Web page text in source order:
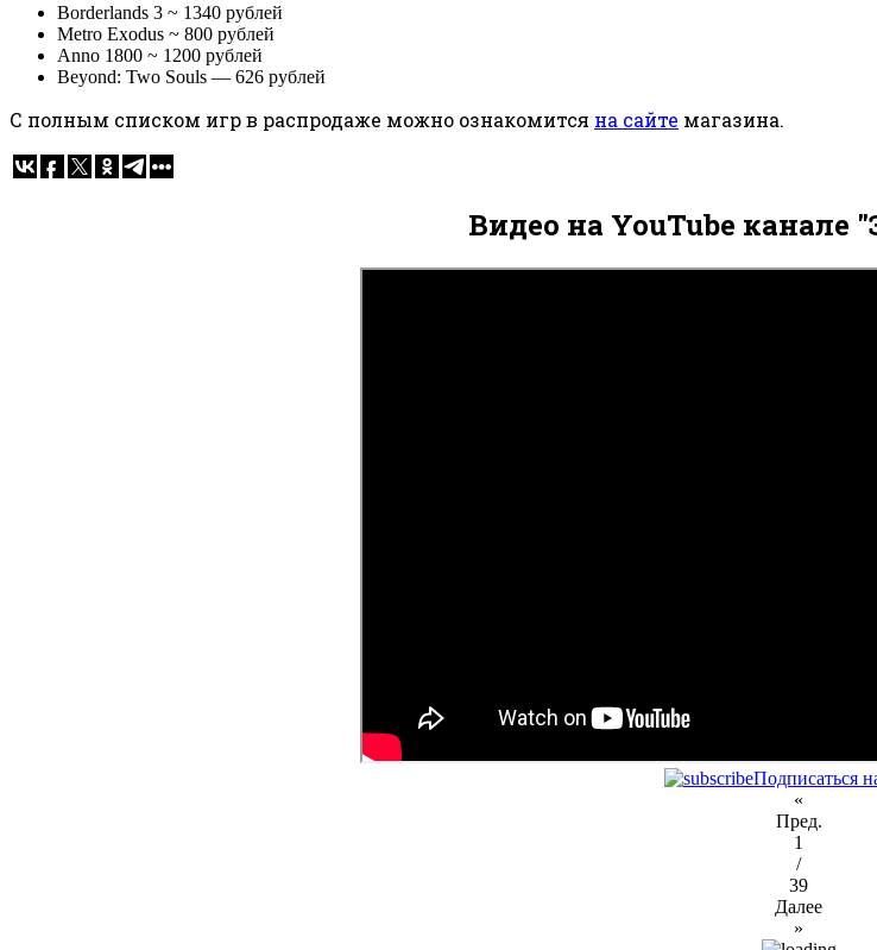
Borderlands 3 ~ 1340 рублей
Metro Exodus ~ 800 рублей
Anno 1800 ~ 1200 рублей
Beyond: Two Souls — 626 рублей
С полным списком игр в распродаже можно ознакомится на сайте магазина.
Видео на YouTube канале
Подписаться
«
Пред.
1
/
39
Далее
»